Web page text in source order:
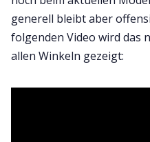
generell bleibt aber
folgenden Video wird das
allen Winkeln gezeigt: